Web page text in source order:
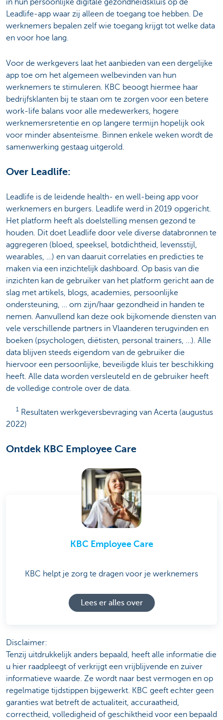
in hun persoonlijke digitale gezondheidskluis op de
Leadlife-app waar zij alleen de toegang toe hebben. De
werknemers bepalen zelf wie toegang krijgt tot welke data
en voor hoe lang.
Voor de werkgevers laat het aanbieden van een dergelijke
app toe om het algemeen welbevinden van hun
werknemers te stimuleren. ​KBC beoogt hiermee haar
bedrijfsklanten bij te staan om te zorgen voor een betere
work-life balans voor alle medewerkers, hogere
werknemersretentie en op langere termijn hopelijk ook
voor minder absenteïsme. Binnen enkele weken wordt de
samenwerking gestaag uitgerold.
Over Leadlife:
Leadlife is de leidende health- en well-being app voor
werknemers en burgers. Leadlife werd in 2019 opgericht.
Het platform heeft als doelstelling mensen gezond te
houden. Dit doet Leadlife door vele diverse databronnen te
aggregeren (bloed, speeksel, botdichtheid, levensstijl,
wearables, …) en van daaruit correlaties en predicties te
maken via een inzichtelijk dashboard. Op basis van die
inzichten kan de gebruiker van het platform gericht aan de
slag met artikels, blogs, academies, persoonlijke
ondersteuning, … om zijn/haar gezondheid in handen te
nemen. Aanvullend kan deze ook bijkomende diensten van
vele verschillende partners in Vlaanderen terugvinden en
boeken (psychologen, diëtisten, personal trainers, …). Alle
data blijven steeds eigendom van de gebruiker die
hiervoor een persoonlijke, beveiligde kluis ter beschikking
heeft. Alle data worden versleuteld en de gebruiker heeft
de volledige controle over de data.
​ 1 Resultaten werkgeversbevraging van Acerta (augustus
2022)
Ontdek KBC Employee Care
KBC Employee Care
KBC helpt je zorg te dragen voor je werknemers
Lees er alles over
Disclaimer:
Tenzij uitdrukkelijk anders bepaald, heeft alle informatie die
u hier raadpleegt of verkrijgt een vrijblijvende en zuiver
informatieve waarde. Ze wordt naar best vermogen en op
regelmatige tijdstippen bijgewerkt. KBC geeft echter geen
garanties wat betreft de actualiteit, accuraatheid,
correctheid, volledigheid of geschiktheid voor een bepaald